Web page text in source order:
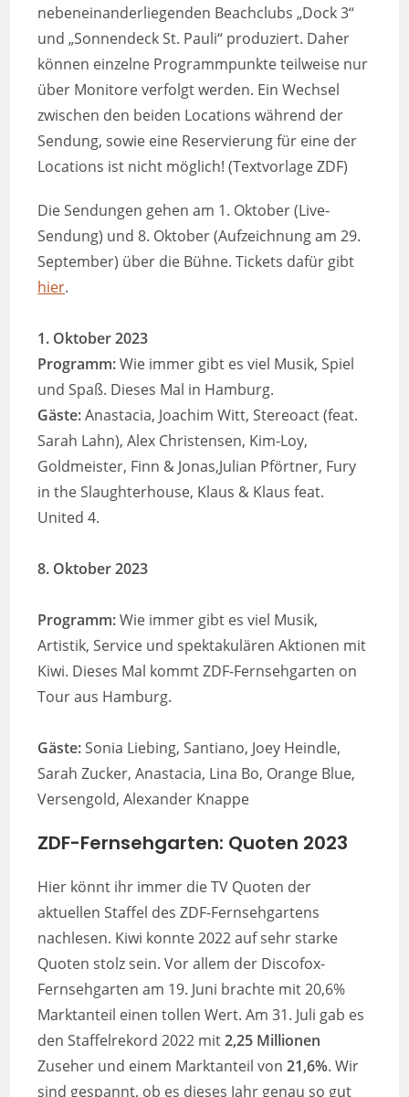
nebeneinanderliegenden Beachclubs „Dock 3“
und „Sonnendeck St. Pauli“ produziert. Daher
können einzelne Programmpunkte teilweise nur
über Monitore verfolgt werden. Ein Wechsel
zwischen den beiden Locations während der
Sendung, sowie eine Reservierung für eine der
Locations ist nicht möglich! (Textvorlage ZDF)
Die Sendungen gehen am 1. Oktober (Live-
Sendung) und 8. Oktober (Aufzeichnung am 29.
September) über die Bühne. Tickets dafür gibt
hier.
1. Oktober 2023
Programm:Wie immer gibt es viel Musik, Spiel
und Spaß. Dieses Mal in Hamburg.
Gäste:Anastacia, Joachim Witt, Stereoact (feat.
Sarah Lahn), Alex Christensen, Kim-Loy,
Goldmeister, Finn & Jonas,Julian Pförtner, Fury
in the Slaughterhouse, Klaus & Klaus feat.
United 4.
8. Oktober 2023
Programm:Wie immer gibt es viel Musik,
Artistik, Service und spektakulären Aktionen mit
Kiwi. Dieses Mal kommt ZDF-Fernsehgarten on
Tour aus Hamburg.
Gäste:Sonia Liebing, Santiano, Joey Heindle,
Sarah Zucker, Anastacia, Lina Bo, Orange Blue,
Versengold, Alexander Knappe
ZDF-Fernsehgarten: Quoten 2023
Hier könnt ihr immer die TV Quoten der
aktuellen Staffel des ZDF-Fernsehgartens
nachlesen. Kiwi konnte 2022 auf sehr starke
Quoten stolz sein. Vor allem der Discofox-
Fernsehgarten am 19. Juni brachte mit 20,6%
Marktanteil einen tollen Wert. Am 31. Juli gab es
den Staffelrekord 2022 mit2,25 Millionen
Zuseher und einem Marktanteil von21,6%. Wir
sind gespannt, ob es dieses Jahr genau so gut